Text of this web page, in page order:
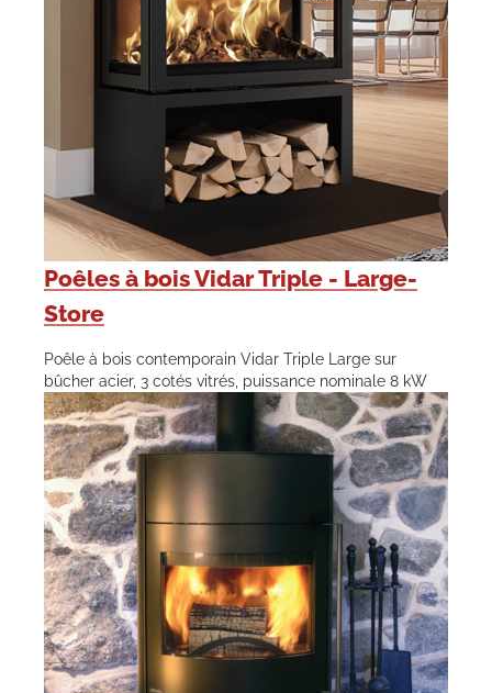
Poêles à bois Vidar Triple - Large-
Store
Poêle à bois contemporain Vidar Triple Large sur
bûcher acier, 3 cotés vitrés, puissance nominale 8 kW